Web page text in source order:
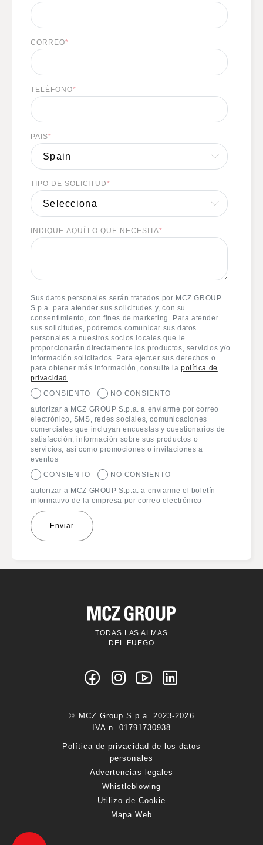
CORREO*
TELÉFONO*
PAIS*
TIPO DE SOLICITUD*
INDIQUE AQUÍ LO QUE NECESITA*
Sus datos personales serán tratados por MCZ GROUP
S.p.a. para atender sus solicitudes y, con su
consentimiento, con fines de marketing. Para atender
sus solicitudes, podremos comunicar sus datos
personales a nuestros socios locales que le
proporcionarán directamente los productos, servicios y/o
información solicitados. Para ejercer sus derechos o
para obtener más información, consulte lapolítica de
privacidad .
CONSIENTO
NO CONSIENTO
autorizar a MCZ GROUP S.p.a. a enviarme por correo
electrónico, SMS, redes sociales, comunicaciones
comerciales que incluyan encuestas y cuestionarios de
satisfacción, información sobre sus productos o
servicios, así como promociones o invitaciones a
eventos
CONSIENTO
NO CONSIENTO
autorizar a MCZ GROUP S.p.a. a enviarme el boletín
informativo de la empresa por correo electrónico
TODAS LAS ALMAS
DEL FUEGO
Política de privacidad de los datos
personales
Advertencias legales
Whistleblowing
Utilizo de Cookie
Mapa Web
© MCZ Group S.p.a. 2023-2026
IVA n. 01791730938